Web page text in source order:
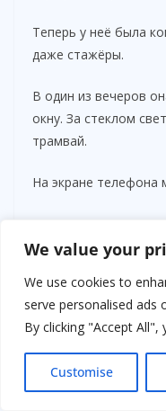
We value your
We use cookies to
serve personalised ads
By clicking "Accept
Customise
Теперь у неё была
даже стажёры.
В один из вечеров
окну. За стеклом
трамвай.
На экране телефона
“Я рад, что у тебя
Она улыбнулась.
словах было